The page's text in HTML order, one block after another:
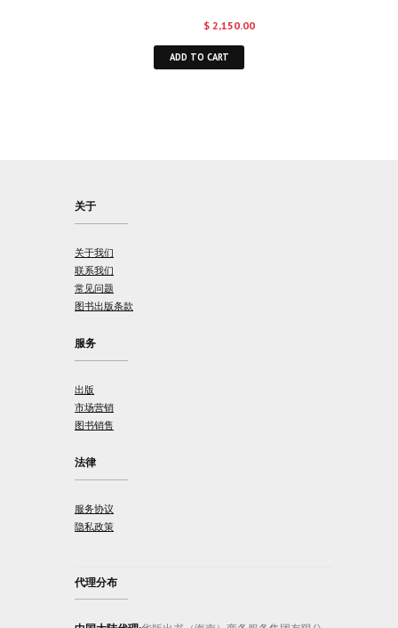
$2,150.00
ADD TO CART
关于
关于我们
联系我们
常见问题
图书出版条款
服务
出版
市场营销
图书销售
法律
服务协议
隐私政策
代理分布